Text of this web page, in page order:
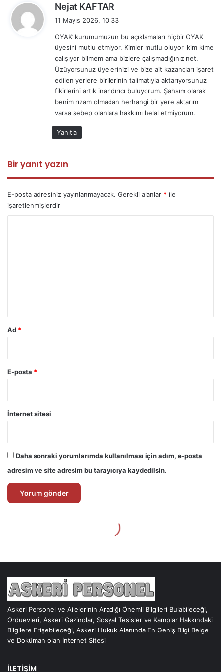
Askeri Personel ve Ailelerinin Aradığı Önemli Bilgileri Bulabileceği,
Orduevleri, Askeri Gazinolar, Sosyal Tesisler ve Kamplar Hakkındaki
Bilgilere Erişebileceği, Askeri Hukuk Alanında En Geniş Bilgi Belge
ve Doküman olan İnternet Sitesi
İLETİŞİM